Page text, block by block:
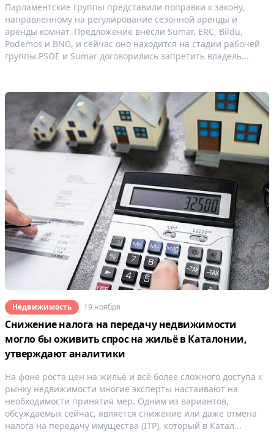
Парламентские группы представили поправки к закону,
направленному на регулирование сезонной аренды и
аренды комнат. Предложение внесли Sumar, ERC, Bildu,
Podemos и BNG, и сейчас оно находится на стадии рабочей
группы.PSOE и Sumar договорились запретить владель...
Недвижимость 19 ноября
Снижение налога на передачу недвижимости
могло бы оживить спрос на жильё в Каталонии,
утверждают аналитики
На фоне роста цен на жильё и всё более сложного доступа к
рынку недвижимости многие эксперты настаивают на
необходимости принятия мер. Одним из вариантов,
обсуждаемых сейчас, является снижение или даже отмена
налога на передачу имущества (ITP), который в Катал...